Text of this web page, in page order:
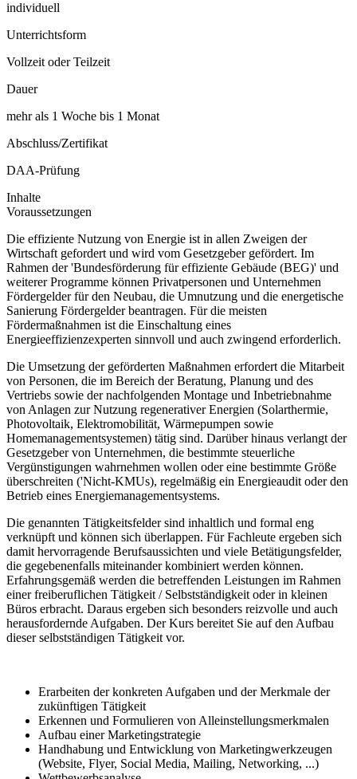
individuell
Unterrichtsform
Vollzeit oder Teilzeit
Dauer
mehr als 1 Woche bis 1 Monat
Abschluss/Zertifikat
DAA-Prüfung
Inhalte
Voraussetzungen
Die effiziente Nutzung von Energie ist in allen Zweigen der
Wirtschaft gefordert und wird vom Gesetzgeber gefördert. Im
Rahmen der 'Bundesförderung für effiziente Gebäude (BEG)' und
weiterer Programme können Privatpersonen und Unternehmen
Fördergelder für den Neubau, die Umnutzung und die energetische
Sanierung Fördergelder beantragen. Für die meisten
Fördermaßnahmen ist die Einschaltung eines
Energieeffizienzexperten sinnvoll und auch zwingend erforderlich.
Die Umsetzung der geförderten Maßnahmen erfordert die Mitarbeit
von Personen, die im Bereich der Beratung, Planung und des
Vertriebs sowie der nachfolgenden Montage und Inbetriebnahme
von Anlagen zur Nutzung regenerativer Energien (Solarthermie,
Photovoltaik, Elektromobilität, Wärmepumpen sowie
Homemanagementsystemen) tätig sind. Darüber hinaus verlangt der
Gesetzgeber von Unternehmen, die bestimmte steuerliche
Vergünstigungen wahrnehmen wollen oder eine bestimmte Größe
überschreiten ('Nicht-KMUs), regelmäßig ein Energieaudit oder den
Betrieb eines Energiemanagementsystems.
Die genannten Tätigkeitsfelder sind inhaltlich und formal eng
verknüpft und können sich überlappen. Für Fachleute ergeben sich
damit hervorragende Berufsaussichten und viele Betätigungsfelder,
die gegebenenfalls miteinander kombiniert werden können.
Erfahrungsgemäß werden die betreffenden Leistungen im Rahmen
einer freiberuflichen Tätigkeit / Selbstständigkeit oder in kleinen
Büros erbracht. Daraus ergeben sich besonders reizvolle und auch
herausfordernde Aufgaben. Der Kurs bereitet Sie auf den Aufbau
dieser selbstständigen Tätigkeit vor.
Erarbeiten der konkreten Aufgaben und der Merkmale der
zukünftigen Tätigkeit
Erkennen und Formulieren von Alleinstellungsmerkmalen
Aufbau einer Marketingstrategie
Handhabung und Entwicklung von Marketingwerkzeugen
(Website, Flyer, Social Media, Mailing, Networking, ...)